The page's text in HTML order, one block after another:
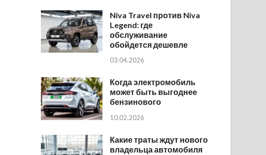
Niva Travel против Niva
Legend: где
обслуживание
обойдется дешевле
03.04.2026
Когда электромобиль
может быть выгоднее
бензинового
10.02.2026
Какие траты ждут нового
владельца автомобиля